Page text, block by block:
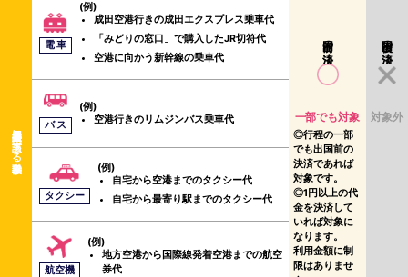
公共交通乗用具に該当する移動手段
電 車
(例)
成田空港行きの成田エクスプレス乗車代
「みどりの窓口」で購入したJR切符代
空港に向かう新幹線の乗車代
出国前の決済
一部でも対象
行程の一部
でも出国前の
決済であれば
対象です。
1円以上の代
金を決済して
いれば対象に
なります。
利用金額に制
限はありませ
出国後の決済
対象外
バ ス
(例)
空港行きのリムジンバス乗車代
タクシー
(例)
自宅から空港までのタクシー代
自宅から最寄り駅までのタクシー代
航空機
(例)
地方空港から国際線発着空港までの航空
券代